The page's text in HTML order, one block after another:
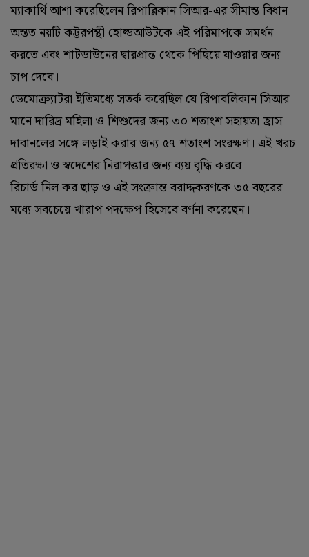
ম্যাকার্থি আশা করেছিলেন রিপাব্লিকান সিআর-এর সীমান্ত বিধান
অন্তত নয়টি কট্টরপন্থী হোল্ডআউটকে এই পরিমাপকে সমর্থন
করতে এবং শাটডাউনের দ্বারপ্রান্ত থেকে পিছিয়ে যাওয়ার জন্য
চাপ দেবে।
ডেমোক্র্যাটরা ইতিমধ্যে সতর্ক করেছিল যে রিপাবলিকান সিআর
মানে দারিদ্র মহিলা ও শিশুদের জন্য ৩০ শতাংশ সহায়তা হ্রাস
দাবানলের সঙ্গে লড়াই করার জন্য ৫৭ শতাংশ সংরক্ষণ। এই খরচ
প্রতিরক্ষা ও স্বদেশের নিরাপত্তার জন্য ব্যয় বৃদ্ধি করবে।
রিচার্ড নিল কর ছাড় ও এই সংক্রান্ত বরাদ্দকরণকে ৩৫ বছরের
মধ্যে সবচেয়ে খারাপ পদক্ষেপ হিসেবে বর্ণনা করেছেন।